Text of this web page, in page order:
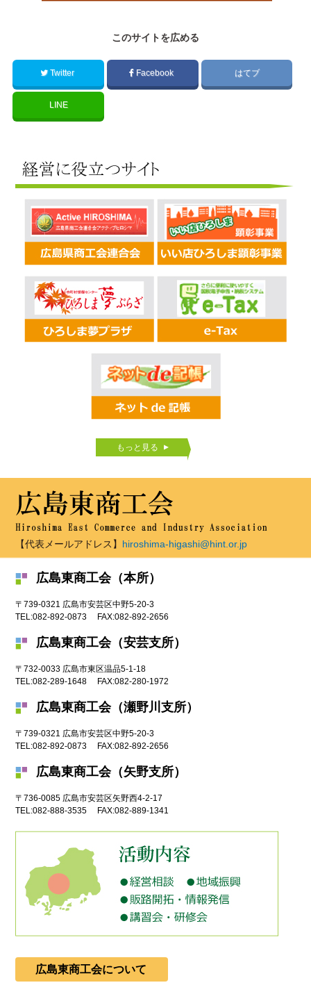
このサイトを広める
Twitter Facebook はてブ
LINE
もっと見る
【代表メールアドレス】 hiroshima-higashi@hint.or.jp
広島東商工会（本所）
〒739-0321 広島市安芸区中野5-20-3
TEL:082-892-0873 FAX:082-892-2656
広島東商工会（安芸支所）
〒732-0033 広島市東区温品5-1-18
TEL:082-289-1648 FAX:082-280-1972
広島東商工会（瀬野川支所）
〒739-0321 広島市安芸区中野5-20-3
TEL:082-892-0873 FAX:082-892-2656
広島東商工会（矢野支所）
〒736-0085 広島市安芸区矢野西4-2-17
TEL:082-888-3535 FAX:082-889-1341
広島東商工会について